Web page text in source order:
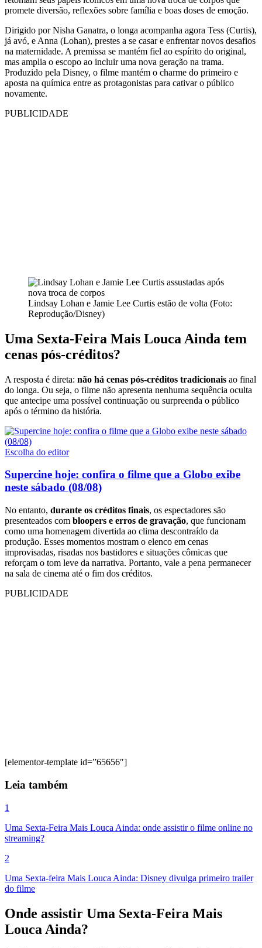
promete diversão, reflexões sobre família e boas doses de emoção.
Dirigido por Nisha Ganatra, o longa acompanha agora Tess (Curtis),
já avó, e Anna (Lohan), prestes a se casar e enfrentar novos desafios
na maternidade. A premissa se mantém fiel ao espírito do original,
mas amplia o escopo ao incluir uma nova geração na trama.
Produzido pela Disney, o filme mantém o charme do primeiro e
aposta na química entre as protagonistas para cativar o público
novamente.
PUBLICIDADE
Lindsay Lohan e Jamie Lee Curtis estão de volta (Foto:
Reprodução/Disney)
Uma Sexta-Feira Mais Louca Ainda tem
cenas pós-créditos?
A resposta é direta: não há cenas pós-créditos tradicionais ao final
do longa. Ou seja, o filme não apresenta nenhuma sequência oculta
que antecipe uma possível continuação ou surpreenda o público
após o término da história.
Escolha do editor
Supercine hoje: confira o filme que a Globo exibe
neste sábado (08/08)
No entanto, durante os créditos finais, os espectadores são
presenteados com bloopers e erros de gravação, que funcionam
como uma homenagem divertida ao clima descontraído da
produção. Esses momentos mostram o elenco em cenas
improvisadas, risadas nos bastidores e situações cômicas que
reforçam o tom leve da narrativa. Portanto, vale a pena permanecer
na sala de cinema até o fim dos créditos.
PUBLICIDADE
[elementor-template id=”65656″]
Leia também
1
Uma Sexta-Feira Mais Louca Ainda: onde assistir o filme online no
streaming?
2
Uma Sexta-feira Mais Louca Ainda: Disney divulga primeiro trailer
do filme
Onde assistir Uma Sexta-Feira Mais
Louca Ainda?